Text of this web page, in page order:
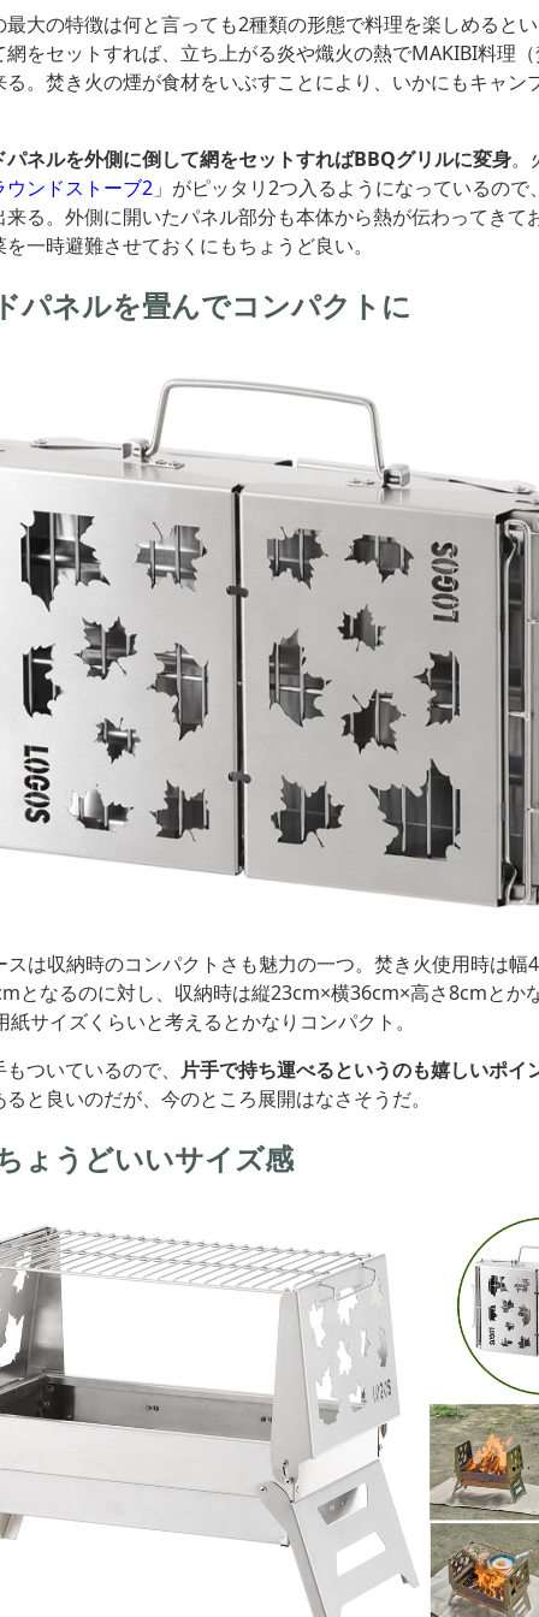
大の特徴は何と言っても2種類の形態で料理を楽しめると
をセットすれば、立ち上がる炎や熾火の熱でMAKIBI料理
。焚き火の煙が食材をいぶすことにより、いかにもキャン
パネルを外側に倒して網をセットすればBBQグリルに変身。
ンドストーブ2 」がピッタリ2つ入るようになっているので
る。外側に開いたパネル部分も本体から熱が伝わってきて
一時避難させておくにもちょうど良い。
パネルを畳んでコンパクトに
スは収納時のコンパクトさも魅力の一つ。焚き火使用時は幅
となるのに対し、収納時は縦23cm×横36cm×高さ8cmとか
紙サイズくらいと考えるとかなりコンパクト。
ついているので、 片手で持ち運べるというのも嬉しいポイ
と良いのだが、今のところ展開はなさそうだ。
ょうどいいサイズ感